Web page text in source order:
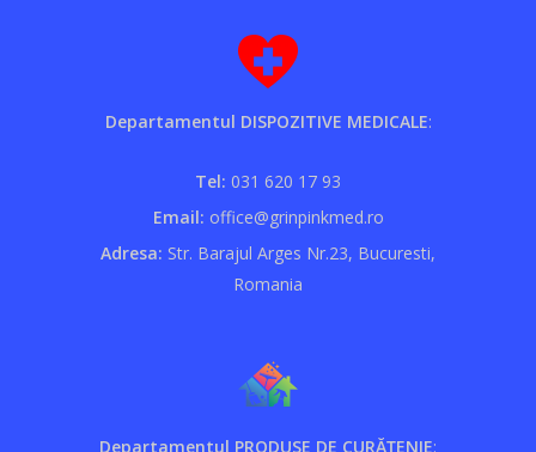
Departamentul DISPOZITIVE MEDICALE:
Tel: 031 620 17 93
Email: office@grinpinkmed.ro
Adresa: Str. Barajul Arges Nr.23, Bucuresti,
Romania
Departamentul PRODUSE DE CURĂȚENIE: